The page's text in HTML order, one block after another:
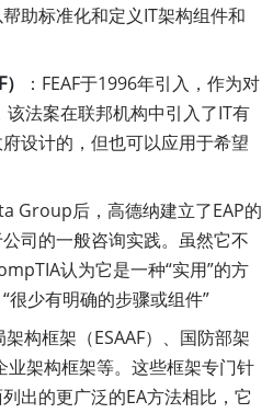
助标准化和定义IT架构组件和
：FEAF于1996年引入，作为对
该法案在联邦机构中引入了IT有
设计的，但也可以应用于希望
Group后，高德纳建立了EAP的
司的一般咨询实践。虽然它不
认为它是一种“实用”的方
很少有明确的步骤或组件”
构框架（ESAAF）、国防部架
业架构框架等。这些框架专门针
出的更广泛的EA方法相比，它